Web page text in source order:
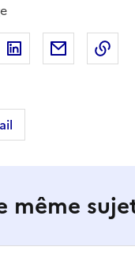
Facebook
sur X
Partager surPartager
même